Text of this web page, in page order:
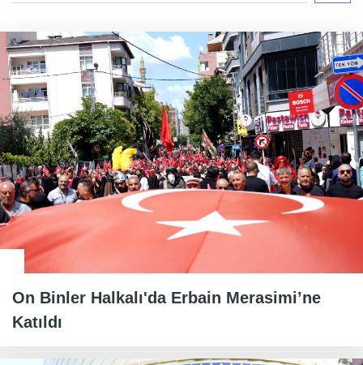
On Binler Halkalı'da Erbain Merasimi’ne
Katıldı